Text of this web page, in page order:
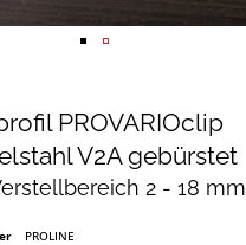
PROVARIOclip
V2A gebürstet
2 - 18 mm
PROLINE